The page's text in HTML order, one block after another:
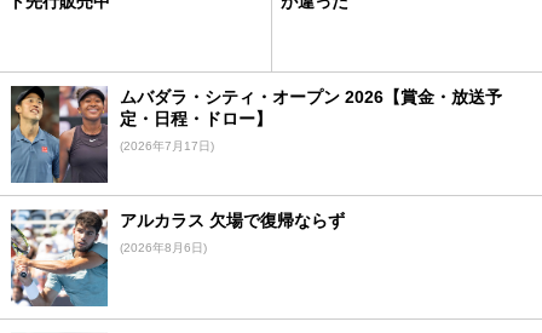
ムバダラ・シティ・オープン 2026【賞金・放送予
定・日程・ドロー】
(2026年7月17日)
アルカラス 欠場で復帰ならず
(2026年8月6日)